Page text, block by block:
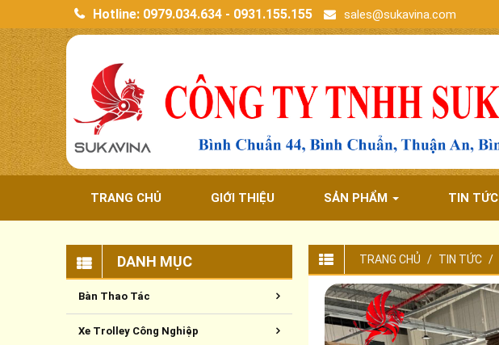
Hotline: 0979.034.634 - 0931.155.155 sales@sukavina.com
TRANG CHỦ GIỚI THIỆU SẢN PHẨM TIN TỨC
TRANG CHỦ TIN TỨC
DANH MỤC
Bàn Thao Tác
Xe Trolley Công Nghiệp